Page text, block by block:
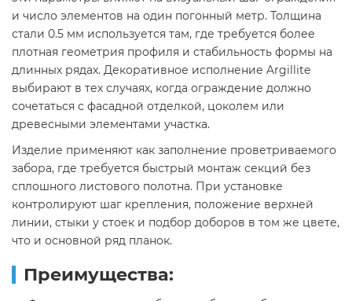
и число элементов на один погонный метр. Толщина
стали 0.5 мм используется там, где требуется более
плотная геометрия профиля и стабильность формы на
длинных рядах. Декоративное исполнение Argillite
выбирают в тех случаях, когда ограждение должно
сочетаться с фасадной отделкой, цоколем или
древесными элементами участка.
Изделие применяют как заполнение проветриваемого
забора, где требуется быстрый монтаж секций без
сплошного листового полотна. При установке
контролируют шаг крепления, положение верхней
линии, стыки у стоек и подбор доборов в том же цвете,
что и основной ряд планок.
Преимущества: